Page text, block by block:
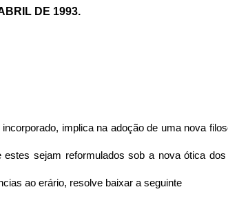
DE 1993.
implica na adoção de uma nova
sejam reformulados sob a nova ótica
ao erário, resolve baixar a seguinte